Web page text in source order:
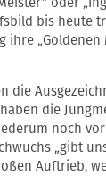
bis heute
ihre „Goldenen
die
die
noch
„gibt
Auftrieb,